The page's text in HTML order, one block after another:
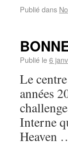
Publié dans
Publié le6
Le
années
Interne
Heaven